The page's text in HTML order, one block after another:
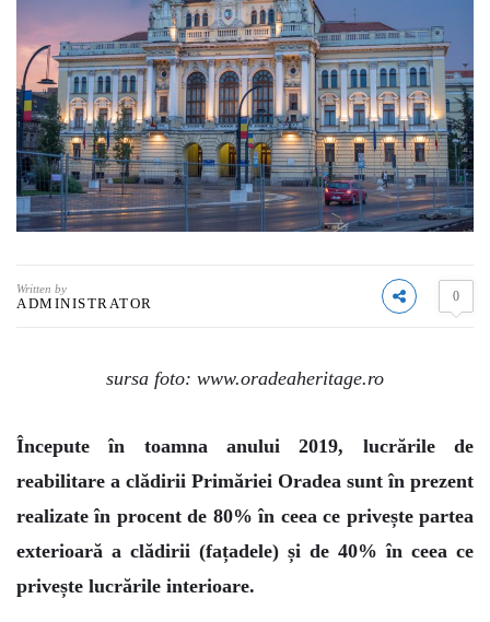
Written by
ADMINISTRATOR 0
sursa foto: www.oradeaheritage.ro
Începute în toamna anului 2019, lucrările de
reabilitare a clădirii Primăriei Oradea sunt în prezent
realizate în procent de 80% în ceea ce privește partea
exterioară a clădirii (fațadele) și de 40% în ceea ce
privește lucrările interioare.